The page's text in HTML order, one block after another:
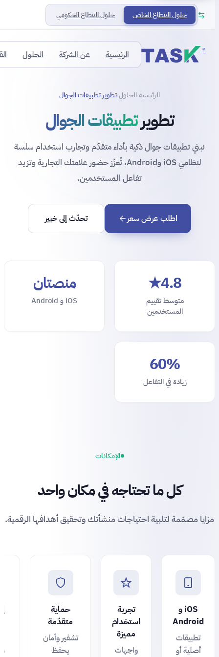
حلول القطاع الخاص حلول القطاع الحكومي
® الرئيسية عن الشركة الحلول
الرئيسية›الحلول›تطوير تطبيقات الجوال
تطويرتطبيقات الجوال
نبني تطبيقات جوال ذكية بأداء متقدّم وتجارب استخدام سلسة
لنظامي iOS وAndroid، تُعزّز حضور علامتك التجارية وتزيد
تفاعل المستخدمين.
اطلب عرض سعر تحدّث إلى خبير
4.8★
متوسط تقييم
المستخدمين
منصتان
iOS و Android
60%
زيادة في التفاعل
الإمكانات
كل ما تحتاجه في مكان واحد
مزايا مصمّمة لتلبية احتياجات منشأتك وتحقيق أهدافها الرقمية.
iOS و
Android
تطبيقات
أصلية أو
تجربة
استخدام
مميزة
واجهات
حماية
متقدّمة
تشفير وأمان
يحفظ